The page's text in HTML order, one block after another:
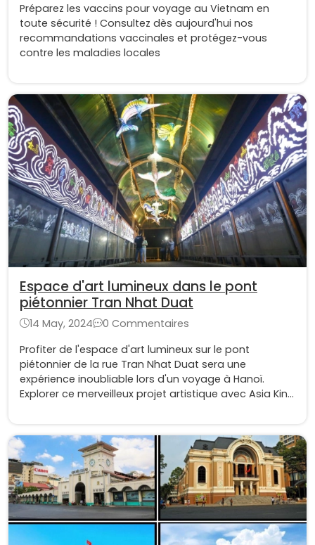
Préparez les vaccins pour voyage au Vietnam en
toute sécurité ! Consultez dès aujourd'hui nos
recommandations vaccinales et protégez-vous
contre les maladies locales
Espace d'art lumineux dans le pont
piétonnier Tran Nhat Duat
14 May, 2024
0 Commentaires
Profiter de l'espace d'art lumineux sur le pont
piétonnier de la rue Tran Nhat Duat sera une
expérience inoubliable lors d'un voyage à Hanoï.
Explorer ce merveilleux projet artistique avec Asia King